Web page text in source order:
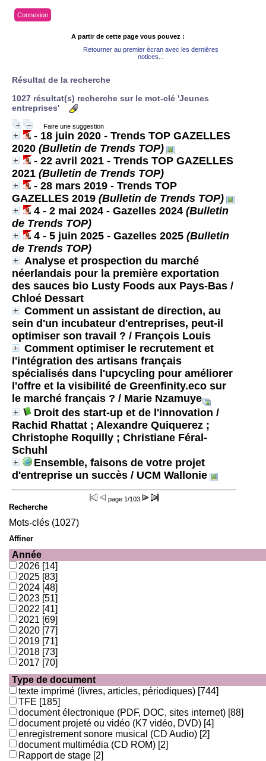
Connexion
A partir de cette page vous pouvez :
Retourner au premier écran avec les dernières
notices...
Résultat de la recherche
1027 résultat(s) recherche sur le mot-clé 'Jeunes
entreprises'
Faire une suggestion
- 18 juin 2020 - Trends TOP GAZELLES
2020 (Bulletin de Trends TOP)
- 22 avril 2021 - Trends TOP GAZELLES
2021 (Bulletin de Trends TOP)
- 28 mars 2019 - Trends TOP
GAZELLES 2019 (Bulletin de Trends TOP)
4 - 2 mai 2024 - Gazelles 2024 (Bulletin
de Trends TOP)
4 - 5 juin 2025 - Gazelles 2025 (Bulletin
de Trends TOP)
Analyse et prospection du marché
néerlandais pour la première exportation
des sauces bio Lusty Foods aux Pays-Bas /
Chloé Dessart
Comment un assistant de direction, au
sein d'un incubateur d'entreprises, peut-il
optimiser son travail ? / François Louis
Comment optimiser le recrutement et
l'intégration des artisans français
spécialisés dans l'upcycling pour améliorer
l'offre et la visibilité de Greenfinity.eco sur
le marché français ? / Marie Nzamuye
Droit des start-up et de l'innovation /
Rachid Rhattat ; Alexandre Quiquerez ;
Christophe Roquilly ; Christiane Féral-
Schuhl
Ensemble, faisons de votre projet
d'entreprise un succès / UCM Wallonie
page 1/103
Recherche
Mots-clés (1027)
Affiner
Année
2026 [14]
2025 [83]
2024 [48]
2023 [51]
2022 [41]
2021 [69]
2020 [77]
2019 [71]
2018 [73]
2017 [70]
Type de document
texte imprimé (livres, articles, périodiques) [744]
TFE [185]
document électronique (PDF, DOC, sites internet) [88]
document projeté ou vidéo (K7 vidéo, DVD) [4]
enregistrement sonore musical (CD Audio) [2]
document multimédia (CD ROM) [2]
Rapport de stage [2]